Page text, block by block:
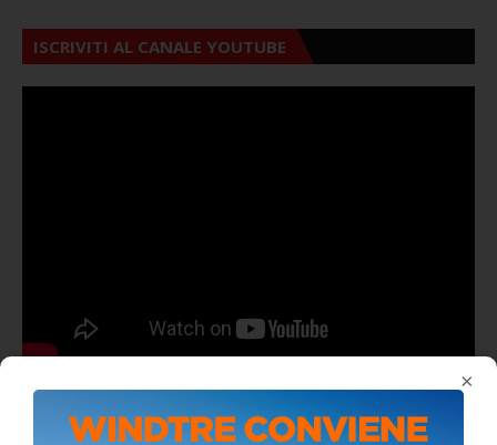
×
ISCRIVITI AL CANALE YOUTUBE
ALMANACCO DEL GIORNO